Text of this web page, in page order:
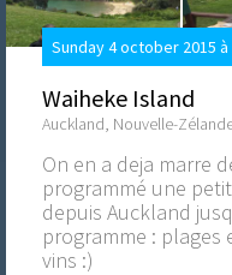
Sunday 4 october 2015 à
Waiheke Island
Auckland, Nouvelle-
On en a deja marre
programmé une
depuis Auckland
programme :
vins :)